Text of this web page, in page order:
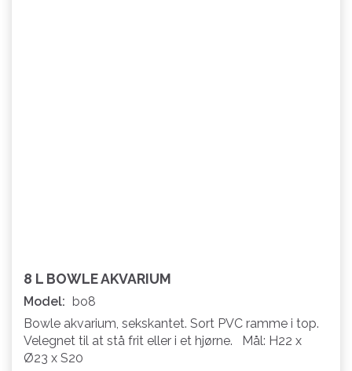
8 L BOWLE AKVARIUM
Model: bo8
Bowle akvarium, sekskantet. Sort PVC ramme i top.
Velegnet til at stå frit eller i et hjørne. Mål: H22 x
Ø23 x S20